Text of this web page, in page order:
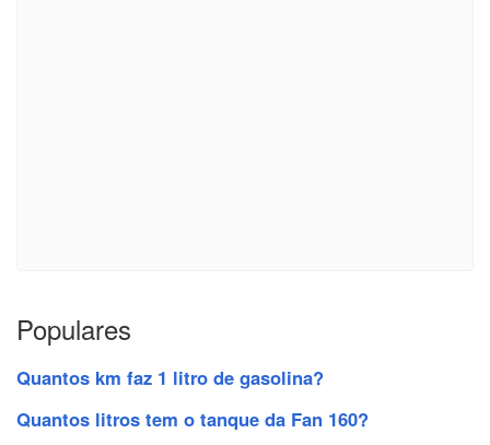
Populares
Quantos km faz 1 litro de gasolina?
Quantos litros tem o tanque da Fan 160?